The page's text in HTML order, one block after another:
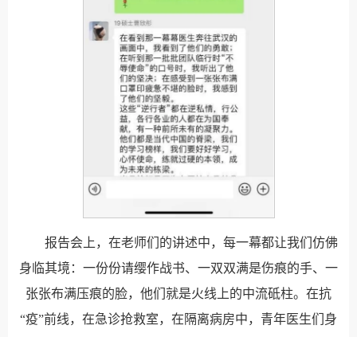
报告会上，在老师们的讲述中，每一幕都让我们仿佛
身临其境：一份份请缨作战书、一双双满是伤痕的手、一
张张布满压痕的脸，他们就是火线上的中流砥柱。在抗
“疫”前线，在急诊抢救室，在隔离病房中，青年医生们身